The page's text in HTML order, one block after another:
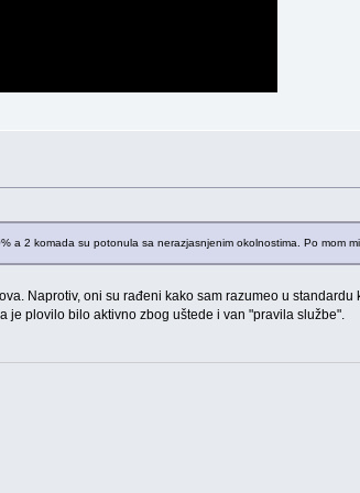
a 2 komada su potonula sa nerazjasnjenim okolnostima. Po mom
Naprotiv, oni su rađeni kako sam razumeo u
je plovilo bilo aktivno zbog uštede i van "pravila službe".